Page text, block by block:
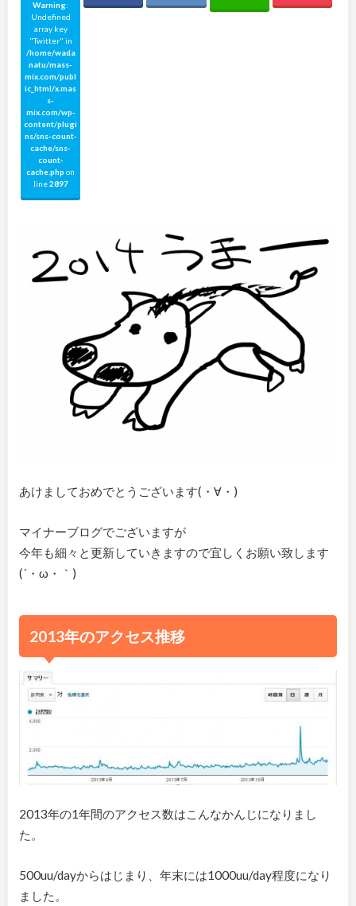
Warning:
Undefined
array key
"Twitter" in
/home/wada
natu/mass-
mix.com/publ
ic_html/x.mas
s-
mix.com/wp-
content/plugi
ns/sns-count-
cache/sns-
count-
cache.php on
line2897
あけましておめでとうございます(・∀・)
マイナーブログでございますが
今年も細々と更新していきますので宜しくお願い致します
(´・ω・｀)
2013年のアクセス推移
2013年の1年間のアクセス数はこんなかんじになりまし
た。
500uu/dayからはじまり、年末には1000uu/day程度になり
ました。